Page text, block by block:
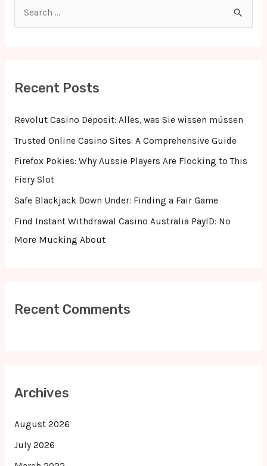
f
Recent Posts
Revolut Casino Deposit: Alles, was Sie wissen müssen
Trusted Online Casino Sites: A Comprehensive Guide
Firefox Pokies: Why Aussie Players Are Flocking to This
Fiery Slot
Safe Blackjack Down Under: Finding a Fair Game
Find Instant Withdrawal Casino Australia PayID: No
More Mucking About
Recent Comments
Archives
August 2026
July 2026